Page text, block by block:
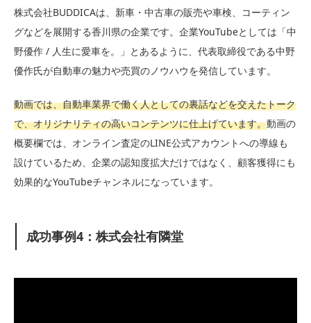
株式会社BUDDICAは、新車・中古車の販売や車検、コーティン
グなどを展開する香川県の企業です。企業YouTubeとしては「中
野優作 / 人生に愛車を。」とあるように、代表取締役である中野
優作氏が自動車の魅力や売買のノウハウを発信しています。
動画では、自動車業界で働く人としての裏話などを交えたトーク
で、オリジナリティの高いコンテンツに仕上げています。動画の
概要欄では、オンライン査定のLINE公式アカウントへの導線も
設けているため、企業の認知度拡大だけではなく、顧客獲得にも
効果的なYouTubeチャンネルになっています。
成功事例4：株式会社有隣堂